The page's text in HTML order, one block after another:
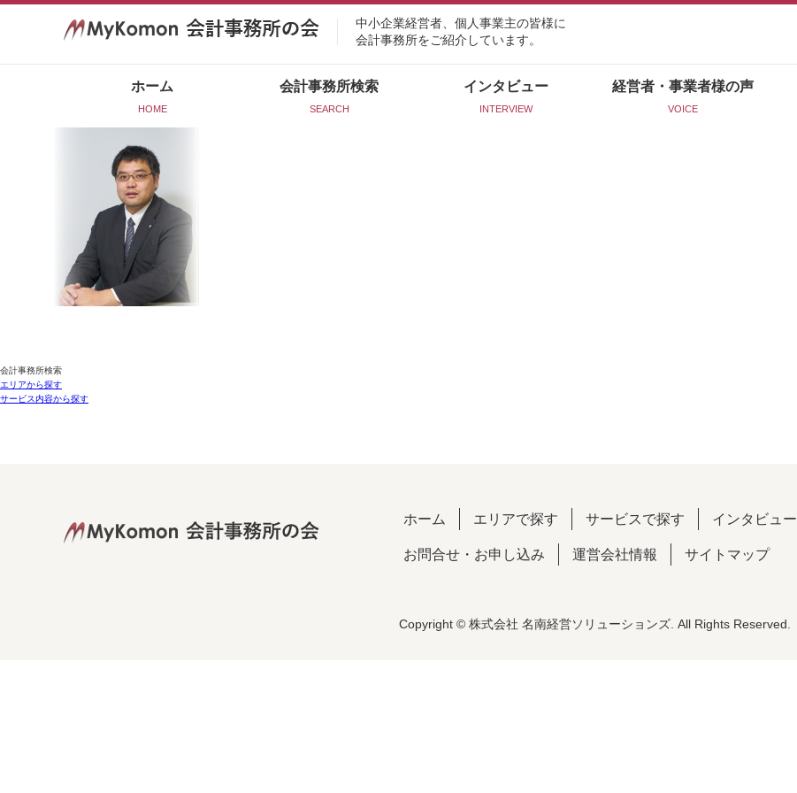
中小企業経営者、個人事業主の皆様に
会計事務所をご紹介しています。
ホーム
HOME
会計事務所検索
SEARCH
インタビュー
INTERVIEW
経営者・事業者様の声
VOICE
会計事務所検索
エリアから探す
サービス内容から探す
ホーム エリアで探す サービスで探す インタビュー
お問合せ・お申し込み 運営会社情報 サイトマップ
Copyright © 株式会社 名南経営ソリューションズ. All Rights Reserved.